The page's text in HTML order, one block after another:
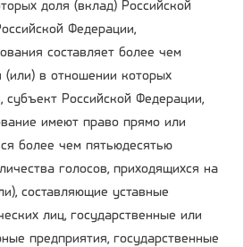
доля (вклад) Российской
Федерации,
составляет более чем
(или) в отношении которых
субъект Российской Федерации,
имеют право прямо или
более чем пятьюдесятью
голосов, приходящихся на
составляющие уставные
лиц, государственные или
предприятия, государственные